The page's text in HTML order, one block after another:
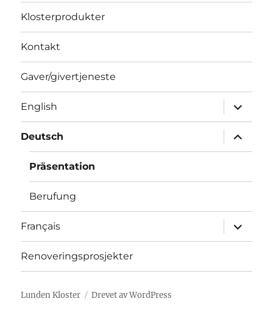
Klosterprodukter
Kontakt
Gaver/givertjeneste
English
Utvid
Deutsch
Utvid
Präsentation
Berufung
Français
Utvid
Renoveringsprosjekter
Lunden Kloster Drevet av WordPress